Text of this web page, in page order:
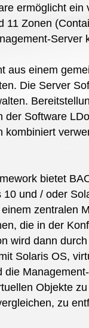
ermöglicht ein
11 Zonen
Server
aus einem
Die Server
der Software
kombiniert
bietet
und / oder
zentralen
die in der
wird dann
Solaris OS,
Objekte
zu